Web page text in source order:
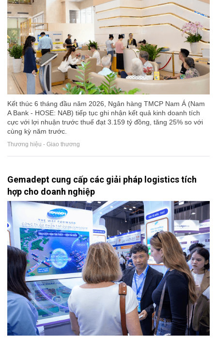
Kết thúc 6 tháng đầu năm 2026, Ngân hàng TMCP Nam Á (Nam
A Bank - HOSE: NAB) tiếp tục ghi nhận kết quả kinh doanh tích
cực với lợi nhuận trước thuế đạt 3.159 tỷ đồng, tăng 25% so với
cùng kỳ năm trước.
Thương hiệu - Giao thương
Gemadept cung cấp các giải pháp logistics tích
hợp cho doanh nghiệp